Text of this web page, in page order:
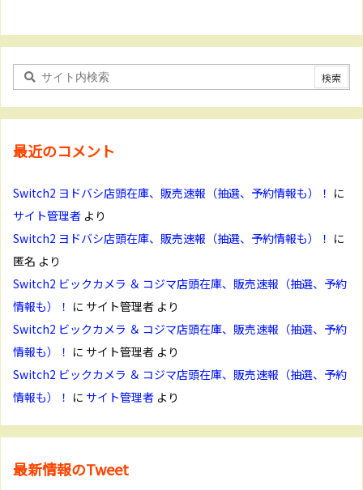
最近のコメント
Switch2 ヨドバシ店頭在庫、販売速報（抽選、予約情報も）！ に
サイト管理者 より
Switch2 ヨドバシ店頭在庫、販売速報（抽選、予約情報も）！ に
匿名 より
Switch2 ビックカメラ ＆ コジマ店頭在庫、販売速報（抽選、予約
情報も）！ に サイト管理者 より
Switch2 ビックカメラ ＆ コジマ店頭在庫、販売速報（抽選、予約
情報も）！ に サイト管理者 より
Switch2 ビックカメラ ＆ コジマ店頭在庫、販売速報（抽選、予約
情報も）！ に サイト管理者 より
最新情報のTweet